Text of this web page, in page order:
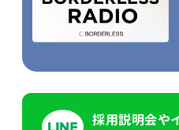
採用説明会や